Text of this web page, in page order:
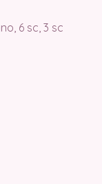
6 sc, 3 sc